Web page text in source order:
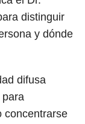
distinguir
y dónde
difusa
para
concentrarse